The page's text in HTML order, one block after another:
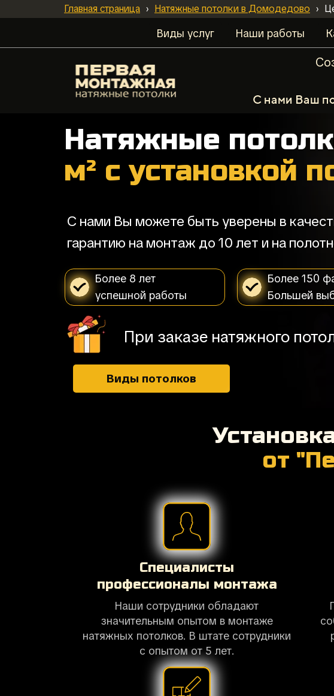
Главная страница › Натяжные потолки в Домодедово ›
Виды услуг Наши работы
С нами Ваш
Натяжные
м² с установкой
С нами Вы можете быть уверены в
гарантию на монтаж до 10 лет и на
Более 8 лет
успешной работы
Более 150
Большей
При заказе натяжного
Виды потолков
от
Специалисты
профессионалы монтажа
Наши сотрудники обладают
значительным опытом в монтаже
натяжных потолков. В штате сотрудники
с опытом от 5 лет.